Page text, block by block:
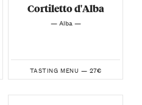
Cortiletto d'Alba
— Alba —
TASTING MENU — 27€